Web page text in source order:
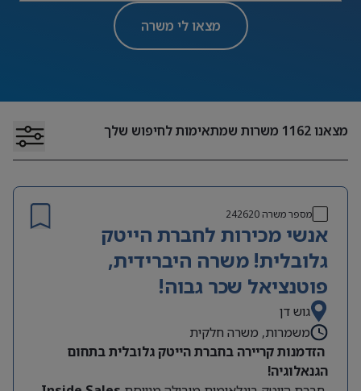
מצאו לי משרה
מצאנו1162 משרות שמתאימות לחיפוש שלך
מספר משרה242620
אנשי מכירות לחברת הייטק
גלובלית! משרה היברידית,
פוטנציאל שכר גבוה!
גוש דן
משמרות, משרה חלקית
הזדמנות קריירה בחברת הייטק גלובלית בתחום
הגנאלוגיה!